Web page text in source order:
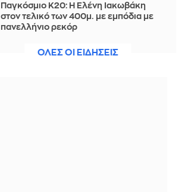
Παγκόσμιο Κ20: Η Ελένη Ιακωβάκη
στον τελικό των 400μ. με εμπόδια με
πανελλήνιο ρεκόρ
ΟΛΕΣ ΟΙ ΕΙΔΗΣΕΙΣ